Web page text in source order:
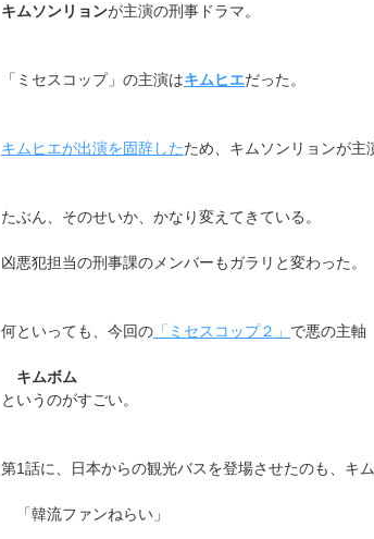
キムソンリョンが主演の刑事ドラマ。
「ミセスコップ」の主演はキムヒエだった。
キムヒエが出演を固辞したため、キムソンリョンが主
たぶん、そのせいか、かなり変えてきている。
凶悪犯担当の刑事課のメンバーもガラリと変わった。
何といっても、今回の 「ミセスコップ２」 で悪の主軸
キムボム
というのがすごい。
第1話に、日本からの観光バスを登場させたのも、キ
「韓流ファンねらい」